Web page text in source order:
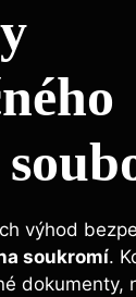
‌výhod
soukromí.
dokumenty,